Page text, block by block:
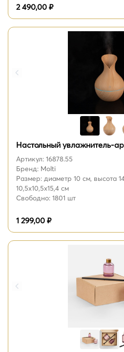
2 490,00 ₽
Настольный увлажнитель-
Артикул: 16878.55
Бренд: Molti
Размер: диаметр 10 см, высота
10,5x10,5x15,4 см
Свободно: 1801 шт
1 299,00 ₽